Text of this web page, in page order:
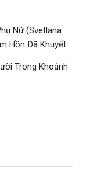
Nữ (Svetlana
Hồn Đã Khuyết
Trong Khoảnh